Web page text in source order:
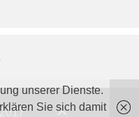
unserer Dienste.
Sie sich damit